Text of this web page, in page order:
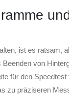
ist es ratsam,
von
für den
zu präziseren